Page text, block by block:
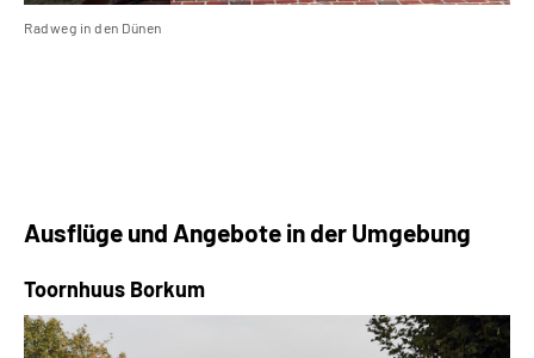
Radweg in den Dünen
Ausflüge und Angebote in der Umgebung
Toornhuus Borkum